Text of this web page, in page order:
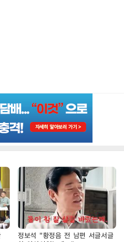
정보석 "황정음 전 남편 서글서글